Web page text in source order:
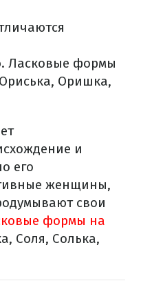
Ласковые формы
Оришка,
и
его
женщины,
свои
формы на
Соля, Солька,